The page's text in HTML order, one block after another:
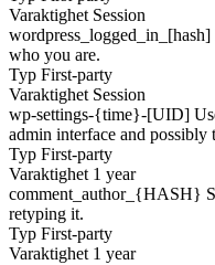
Varaktighet Session
wordpress_logged_in_[hash]
who you are.
Typ First-party
Varaktighet Session
wp-settings-{time}-[UID]
admin interface and possibly
Typ First-party
Varaktighet 1 year
comment_author_{HASH}
retyping it.
Typ First-party
Varaktighet 1 year